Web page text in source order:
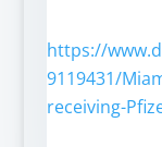
https://
9119431/
receiving-